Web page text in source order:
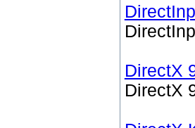
DirectX
DirectX